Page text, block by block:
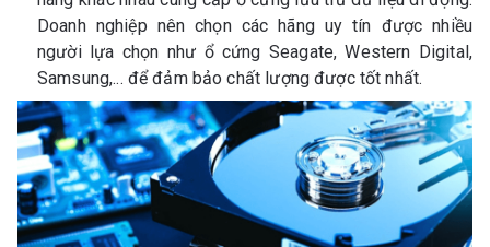
Doanh nghiệp nên chọn các hãng uy tín được nhiều
người lựa chọn như ổ cứng Seagate, Western Digital,
Samsung,... để đảm bảo chất lượng được tốt nhất.